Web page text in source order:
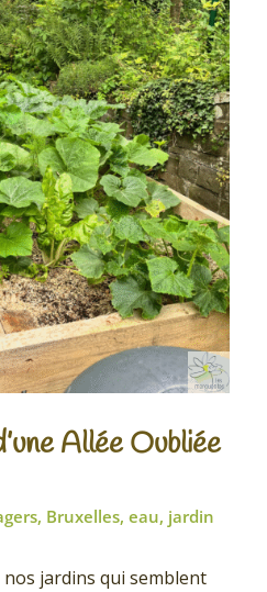
Allée Oubliée
, Bruxelles, eau, jardin
jardins qui semblent